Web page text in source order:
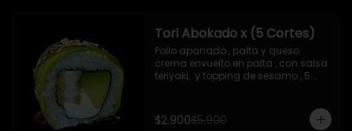
Tori Abokado x (5 Cortes)
Pollo apanado , palta y queso
crema envuelto en palta , con salsa
teriyaki,  y topping de sesamo , 5
$2.900$5.900